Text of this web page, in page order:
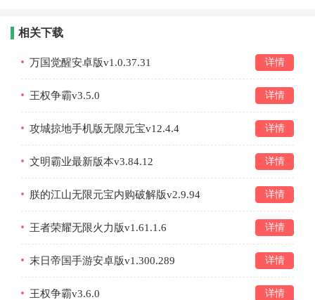
相关下载
万国觉醒安卓版v1.0.37.31 详情
王权争霸v3.5.0 详情
攻城掠地手机版无限元宝v12.4.4 详情
文明霸业最新版本v3.84.12 详情
朕的江山无限元宝内购破解版v2.9.94 详情
王者荣耀无限火力版v1.61.1.6 详情
末日帝国手游安卓版v1.300.289 详情
王权争霸v3.6.0 详情